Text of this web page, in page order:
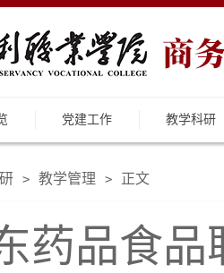
党建工作 教学科研
> 教学管理 > 正文
药品食